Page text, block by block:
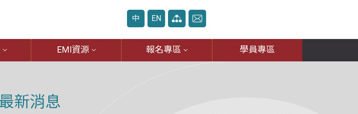
中 EN
EMI資源 報名專區 學員專區
新消息